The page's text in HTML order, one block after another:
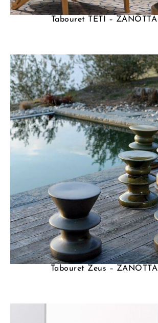
Tabouret TETI – ZANOTTA
Tabouret Zeus – ZANOTTA